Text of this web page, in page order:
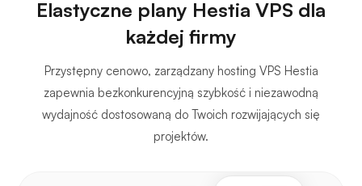
Elastyczne plany Hestia VPS dla
każdej firmy
Przystępny cenowo, zarządzany hosting VPS Hestia
zapewnia bezkonkurencyjną szybkość i niezawodną
wydajność dostosowaną do Twoich rozwijających się
projektów.